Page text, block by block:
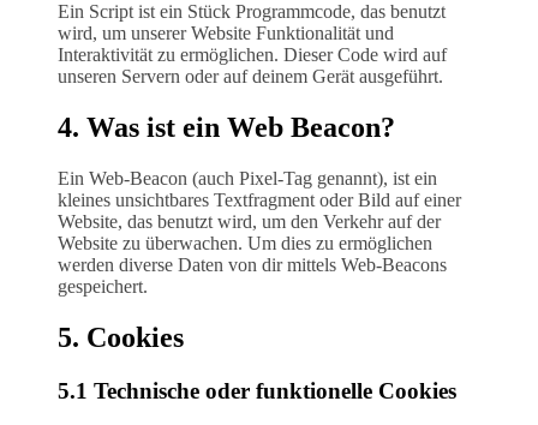
Ein Script ist ein Stück Programmcode, das benutzt
wird, um unserer Website Funktionalität und
Interaktivität zu ermöglichen. Dieser Code wird auf
unseren Servern oder auf deinem Gerät ausgeführt.
4. Was ist ein Web Beacon?
Ein Web-Beacon (auch Pixel-Tag genannt), ist ein
kleines unsichtbares Textfragment oder Bild auf einer
Website, das benutzt wird, um den Verkehr auf der
Website zu überwachen. Um dies zu ermöglichen
werden diverse Daten von dir mittels Web-Beacons
gespeichert.
5. Cookies
5.1 Technische oder funktionelle Cookies